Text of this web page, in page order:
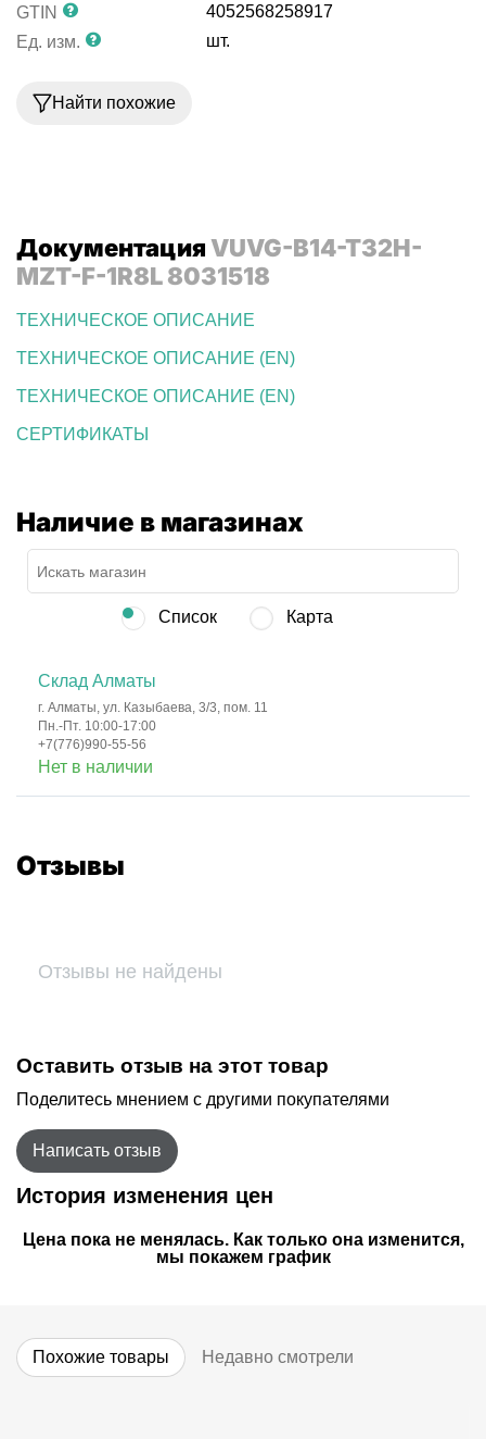
GTIN
4052568258917
Ед. изм.
шт.
Найти похожие
ДокументацияVUVG-B14-T32H-
MZT-F-1R8L 8031518
ТЕХНИЧЕСКОЕ ОПИСАНИЕ
ТЕХНИЧЕСКОЕ ОПИСАНИЕ (EN)
ТЕХНИЧЕСКОЕ ОПИСАНИЕ (EN)
СЕРТИФИКАТЫ
Наличие в магазинах
Список Карта
Склад Алматы
г. Алматы, ул. Казыбаева, 3/3, пом. 11
Пн.-Пт. 10:00-17:00
+7(776)990-55-56
Нет в наличии
Отзывы
Отзывы не найдены
Оставить отзыв на этот товар
Поделитесь мнением с другими покупателями
Написать отзыв
История изменения цен
Цена пока не менялась. Как только она изменится,
мы покажем график
Похожие товары Недавно смотрели